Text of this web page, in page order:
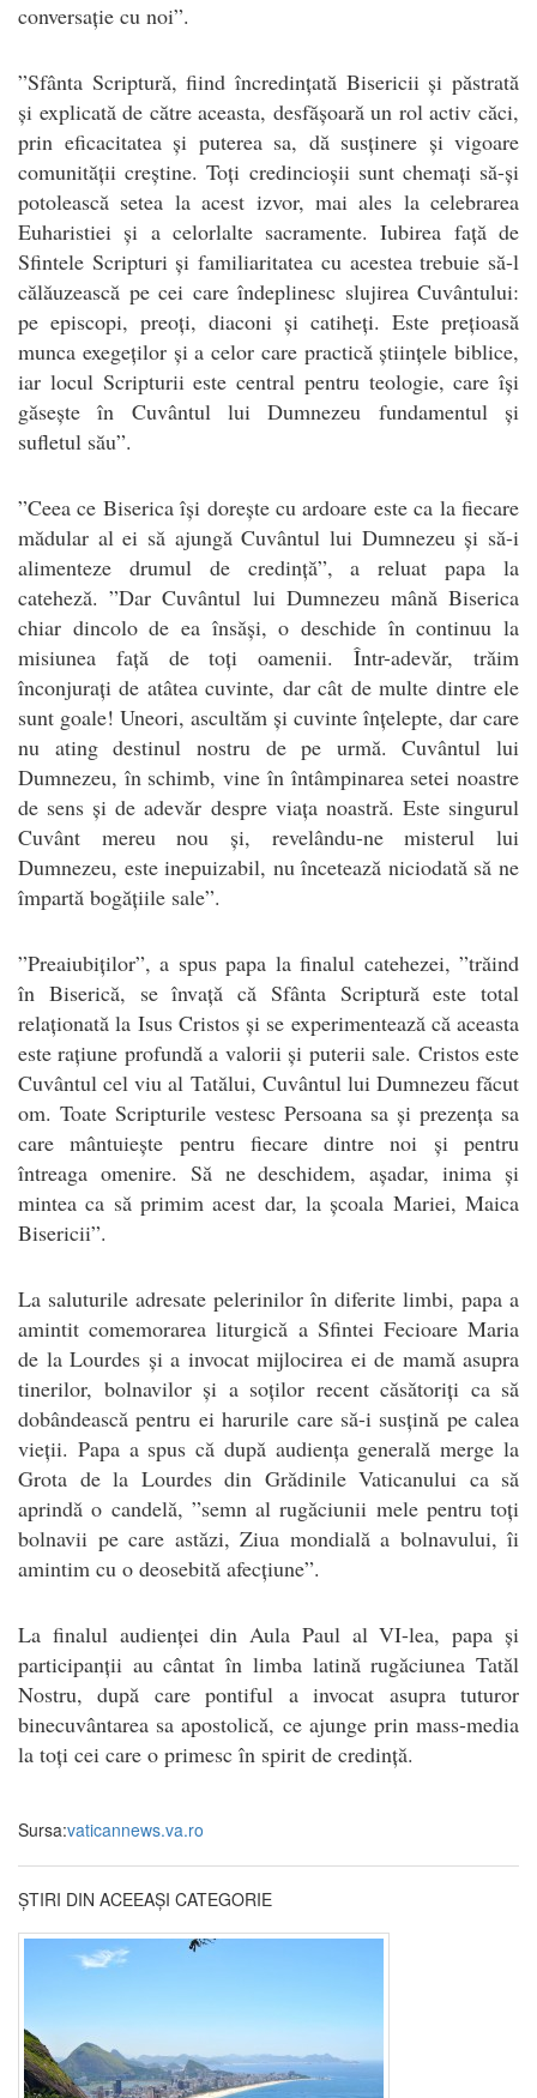
conversație cu noi”.
”Sfânta Scriptură, fiind încredințată Bisericii și păstrată
și explicată de către aceasta, desfășoară un rol activ căci,
prin eficacitatea și puterea sa, dă susținere și vigoare
comunității creștine. Toți credincioșii sunt chemați să-și
potolească setea la acest izvor, mai ales la celebrarea
Euharistiei și a celorlalte sacramente. Iubirea față de
Sfintele Scripturi și familiaritatea cu acestea trebuie să-l
călăuzească pe cei care îndeplinesc slujirea Cuvântului:
pe episcopi, preoți, diaconi și catiheți. Este prețioasă
munca exegeților și a celor care practică științele biblice,
iar locul Scripturii este central pentru teologie, care își
găsește în Cuvântul lui Dumnezeu fundamentul și
sufletul său”.
”Ceea ce Biserica își dorește cu ardoare este ca la fiecare
mădular al ei să ajungă Cuvântul lui Dumnezeu și să-i
alimenteze drumul de credință”, a reluat papa la
cateheză. ”Dar Cuvântul lui Dumnezeu mână Biserica
chiar dincolo de ea însăși, o deschide în continuu la
misiunea față de toți oamenii. Într-adevăr, trăim
înconjurați de atâtea cuvinte, dar cât de multe dintre ele
sunt goale! Uneori, ascultăm și cuvinte înțelepte, dar care
nu ating destinul nostru de pe urmă. Cuvântul lui
Dumnezeu, în schimb, vine în întâmpinarea setei noastre
de sens și de adevăr despre viața noastră. Este singurul
Cuvânt mereu nou și, revelându-ne misterul lui
Dumnezeu, este inepuizabil, nu încetează niciodată să ne
împartă bogățiile sale”.
”Preaiubiților”, a spus papa la finalul catehezei, ”trăind
în Biserică, se învață că Sfânta Scriptură este total
relaționată la Isus Cristos și se experimentează că aceasta
este rațiune profundă a valorii și puterii sale. Cristos este
Cuvântul cel viu al Tatălui, Cuvântul lui Dumnezeu făcut
om. Toate Scripturile vestesc Persoana sa și prezența sa
care mântuiește pentru fiecare dintre noi și pentru
întreaga omenire. Să ne deschidem, așadar, inima și
mintea ca să primim acest dar, la școala Mariei, Maica
Bisericii”.
La saluturile adresate pelerinilor în diferite limbi, papa a
amintit comemorarea liturgică a Sfintei Fecioare Maria
de la Lourdes și a invocat mijlocirea ei de mamă asupra
tinerilor, bolnavilor și a soților recent căsătoriți ca să
dobândească pentru ei harurile care să-i susțină pe calea
vieții. Papa a spus că după audiența generală merge la
Grota de la Lourdes din Grădinile Vaticanului ca să
aprindă o candelă, ”semn al rugăciunii mele pentru toți
bolnavii pe care astăzi, Ziua mondială a bolnavului, îi
amintim cu o deosebită afecțiune”.
La finalul audienței din Aula Paul al VI-lea, papa și
participanții au cântat în limba latină rugăciunea Tatăl
Nostru, după care pontiful a invocat asupra tuturor
binecuvântarea sa apostolică, ce ajunge prin mass-media
la toți cei care o primesc în spirit de credință.
Sursa:vaticannews.va.ro
ȘTIRI DIN ACEEAȘI CATEGORIE